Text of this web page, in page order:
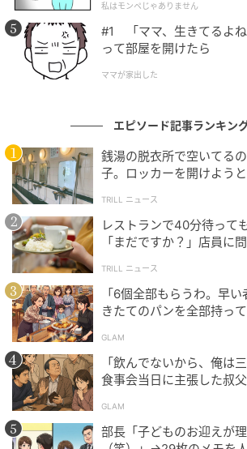
※本コンテンツ内の画像は、生成AIを
ています。
よ！」怒鳴る上階の女性。
誤解が解けた瞬間
私はモンペじゃありません
#1 「ママ、生きてるよ
って部屋を開けたら
ママが家出した
エピソード記事ランキン
銭湯の脱衣所で空いてる
子。ロッカーを開けよう
中で拍手」
TRILL ニュース
レストランで40分待って
「まだですか？」店員に
せん」
TRILL ニュース
「6個全部もらうわ。早
きたてのパンを全部持っ
GLAM
「飲んでないから、俺は
食事会当日に主張した叔
GLAM
部長「子どものお迎えが